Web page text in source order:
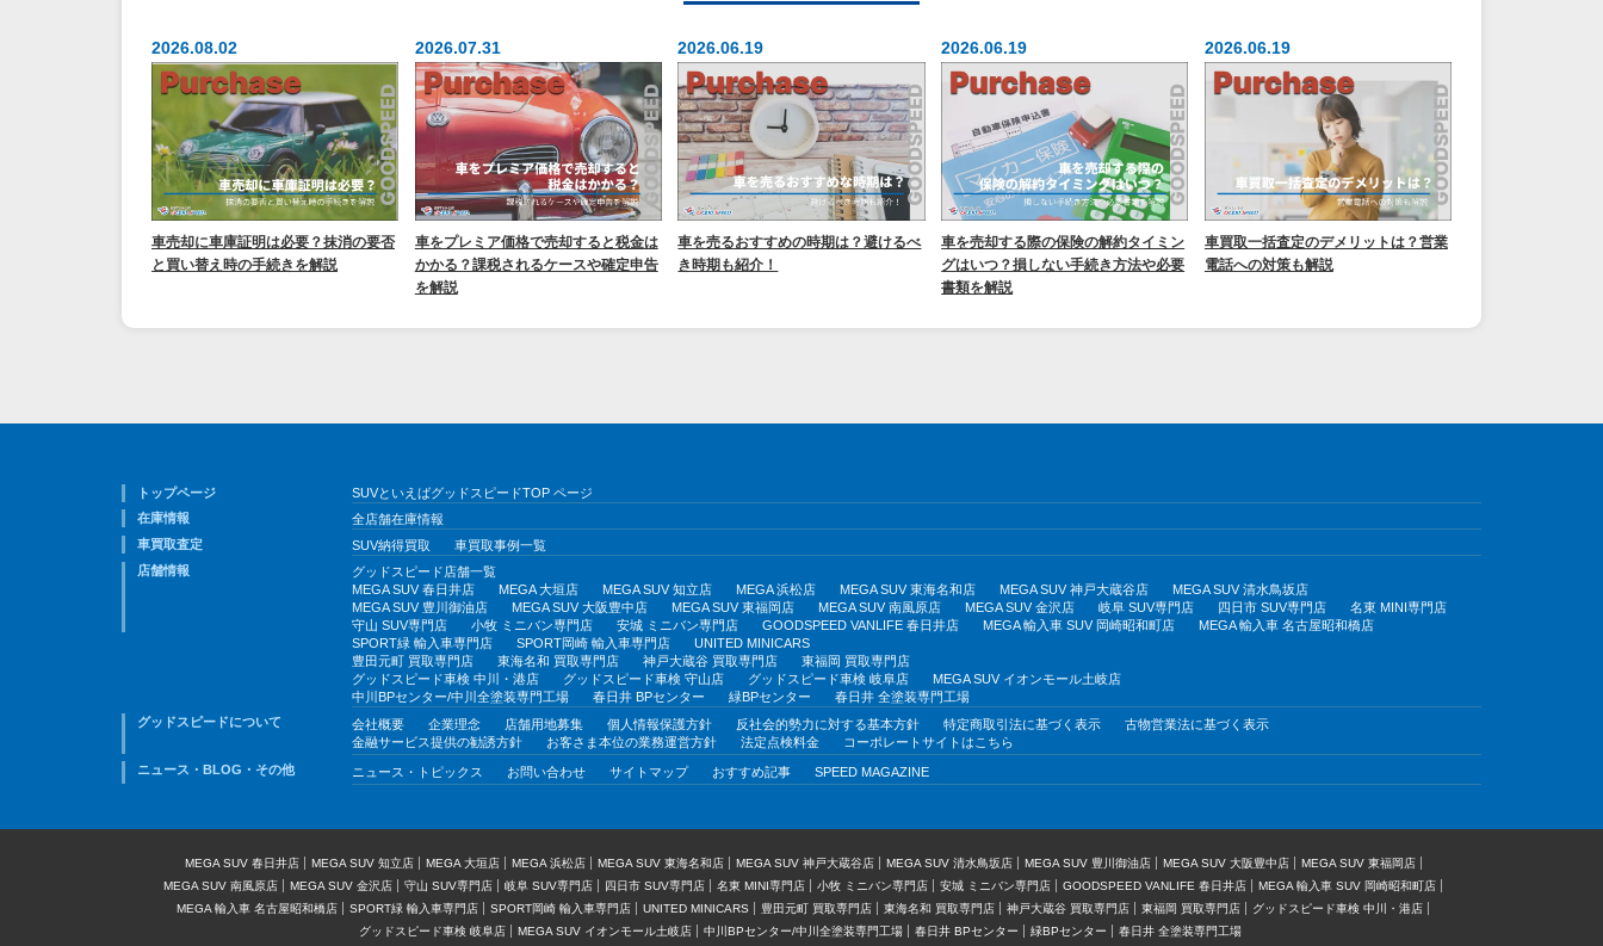
2026.08.02
車売却に車庫証明は必要？抹消の要否
と買い替え時の手続きを解説
2026.07.31
車をプレミア価格で売却すると税金は
かかる？課税されるケースや確定申告
を解説
2026.06.19
車を売るおすすめの時期は？避けるべ
き時期も紹介！
2026.06.19
車を売却する際の保険の解約タイミン
グはいつ？損しない手続き方法や必要
書類を解説
2026.06.19
車買取一括査定のデメリットは？営業
電話への対策も解説
トップページ
SUVといえばグッドスピードTOP ページ
在庫情報
全店舗在庫情報
車買取査定
SUV納得買取
車買取事例一覧
店舗情報
グッドスピード店舗一覧
MEGA SUV 春日井店
MEGA 大垣店 MEGA SUV 知立店 MEGA 浜松店 MEGA SUV 東海名和店 MEGA SUV 神戸大蔵谷店
MEGA SUV 清水鳥坂店
MEGA SUV 豊川御油店
MEGA SUV 大阪豊中店 MEGA SUV 東福岡店 MEGA SUV 南風原店 MEGA SUV 金沢店 岐阜 SUV専門店 四日市 SUV専門店
名東 MINI専門店
守山 SUV専門店
小牧 ミニバン専門店 安城 ミニバン専門店 GOODSPEED VANLIFE 春日井店 MEGA 輸入車 SUV 岡崎昭和町店
MEGA 輸入車 名古屋昭和橋店
SPORT緑 輸入車専門店
SPORT岡崎 輸入車専門店
UNITED MINICARS
豊田元町 買取専門店
東海名和 買取専門店 神戸大蔵谷 買取専門店
東福岡 買取専門店
グッドスピード車検 中川・港店
グッドスピード車検 守山店 グッドスピード車検 岐阜店
MEGA SUV イオンモール土岐店
中川BPセンター/中川全塗装専門工場
春日井 BPセンター 緑BPセンター
春日井 全塗装専門工場
グッドスピードについて
会社概要 企業理念 店舗用地募集 個人情報保護方針 反社会的勢力に対する基本方針 特定商取引法に基づく表示
古物営業法に基づく表示
金融サービス提供の勧誘方針
お客さま本位の業務運営方針 法定点検料金
コーポレートサイトはこちら
ニュース・BLOG・その他
ニュース・トピックス お問い合わせ サイトマップ おすすめ記事 SPEED MAGAZINE
MEGA SUV 春日井店 MEGA SUV 知立店 MEGA 大垣店 MEGA 浜松店 MEGA SUV 東海名和店 MEGA SUV 神戸大蔵谷店 MEGA SUV 清水鳥坂店 MEGA SUV 豊川御油店 MEGA SUV 大阪豊中店
MEGA SUV 東福岡店
MEGA SUV 南風原店
MEGA SUV 金沢店 守山 SUV専門店 岐阜 SUV専門店 四日市 SUV専門店 名東 MINI専門店 小牧 ミニバン専門店 安城 ミニバン専門店 GOODSPEED VANLIFE 春日井店
MEGA 輸入車 SUV 岡崎昭和町店
MEGA 輸入車 名古屋昭和橋店
SPORT緑 輸入車専門店 SPORT岡崎 輸入車専門店 UNITED MINICARS 豊田元町 買取専門店 東海名和 買取専門店 神戸大蔵谷 買取専門店 東福岡 買取専門店
グッドスピード車検 中川・港店
グッドスピード車検 岐阜店
MEGA SUV イオンモール土岐店 中川BPセンター/中川全塗装専門工場 春日井 BPセンター 緑BPセンター 春日井 全塗装専門工場